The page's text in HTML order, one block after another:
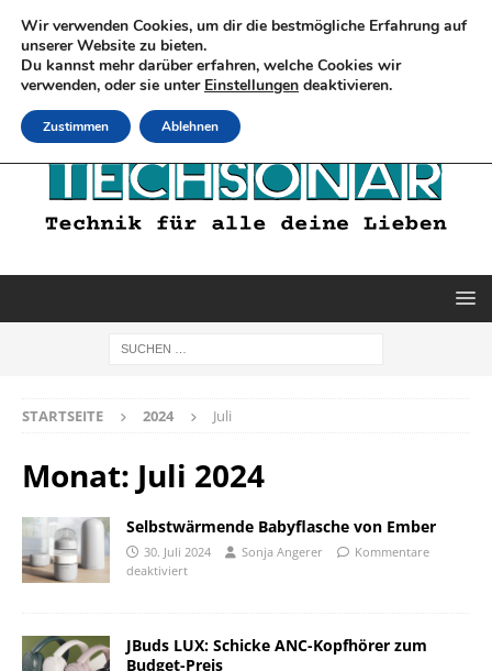
STARTSEITE 2024 Juli
Monat: Juli 2024
Selbstwärmende Babyflasche von Ember
30. Juli 2024 Sonja Angerer
Kommentare
deaktiviert
JBuds LUX: Schicke ANC-Kopfhörer zum
Budget-Preis
Wir verwenden Cookies, um dir die bestmögliche Erfahrung auf
unserer Website zu bieten.
Du kannst mehr darüber erfahren, welche Cookies wir
verwenden, oder sie unter Einstellungen deaktivieren.
Zustimmen Ablehnen